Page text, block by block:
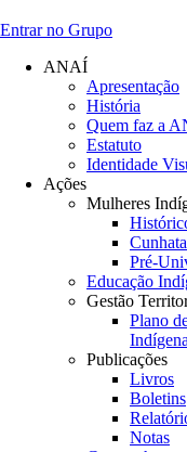
Entrar no Grupo
ANAÍ
Apresentação
História
Quem faz a
Estatuto
Identidade
Ações
Mulheres
Pré-
Educação
Gestão
Plano
Publicações
Livros
Boletins
Notas